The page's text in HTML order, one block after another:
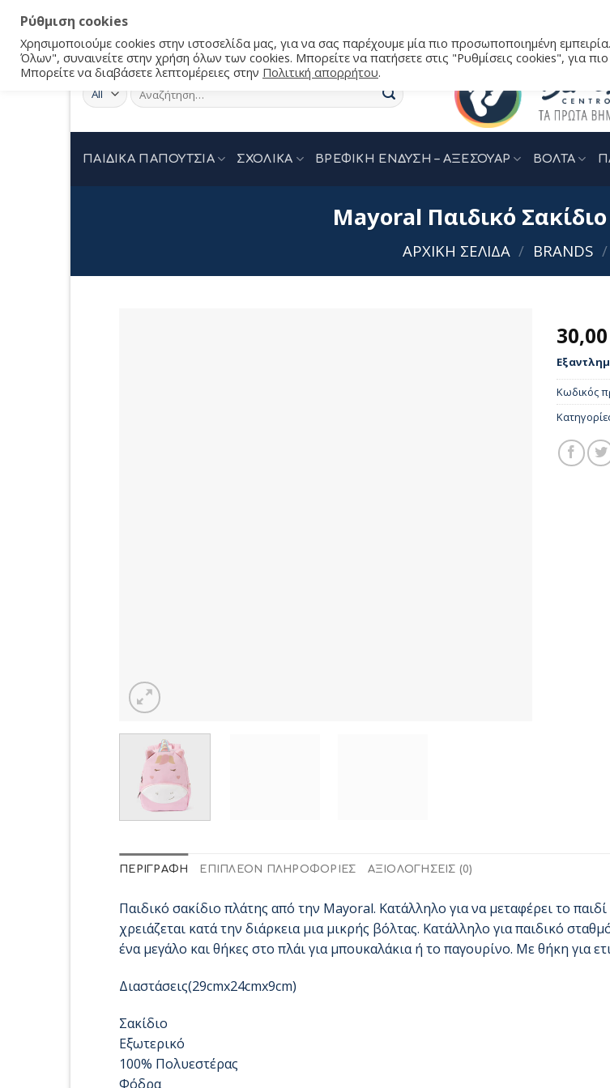
Αναζήτηση
για:
ΠΑΙΔΙΚΑ ΠΑΠΟΥΤΣΙΑ ΣΧΟΛΙΚΑ ΒΡΕΦΙΚΗ ΕΝΔΥΣΗ – ΑΞΕΣΟΥΑΡ ΒΟΛΤΑ
Mayoral Παιδικό
ΑΡΧΙΚΉ ΣΕΛΊΔΑ / BRANDS /
30,00
Κωδικός
ΠΕΡΙΓΡΑΦΉ ΕΠΙΠΛΈΟΝ ΠΛΗΡΟΦΟΡΊΕΣ ΑΞΙΟΛΟΓΉΣΕΙΣ (0)
Παιδικό σακίδιο πλάτης από την Mayoral. Κατάλληλο για να μεταφέρει το
χρειάζεται κατά την διάρκεια μια μικρής βόλτας. Κατάλληλο για παιδικό
ένα μεγάλο και θήκες στο πλάι για μπουκαλάκια ή το παγουρίνο. Με θήκη για
Διαστάσεις(29cmx24cmx9cm)
Σακίδιο
Εξωτερικό
100% Πολυεστέρας
Φόδρα
Ρύθμιση cookies
Χρησιμοποιούμε cookies στην ιστοσελίδα μας, για να σας παρέχουμε μία πιο προσωποποιημένη
Όλων", συναινείτε στην χρήση όλων των cookies. Μπορείτε να πατήσετε στις "Ρυθμίσεις cookies", για
Μπορείτε να διαβάσετε λεπτομέρειες στην Πολιτική απορρήτου.